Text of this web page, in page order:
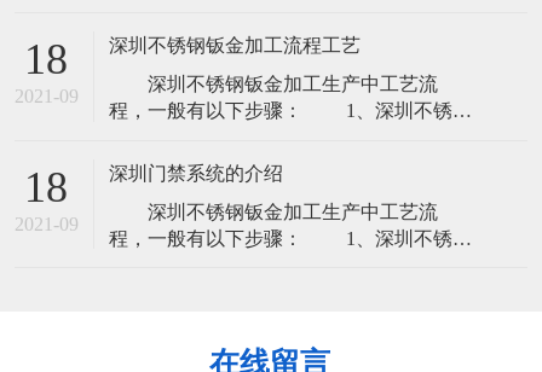
工、金属粘结、金属拉拔、等离子切割、
精密焊接、辊轧成型、金属板材弯曲成
型、模锻、水喷射切割来制作的。 国外
某专业期
18
2021-09
深圳不锈钢钣金加工流程工艺
深圳不锈钢钣金加工生产中工艺流
程，一般有以下步骤： 1、深圳不锈钢
工初始，也是必经的工艺，下料分为激光
下料、数冲下料。 2、刨坑：刨坑工艺
并不是所有产品都需要刨坑，一般客户指
定要求刨坑，才用的上刨坑 3、折弯：
18
2021-09
深圳门禁系统的介绍
深圳不锈钢钣金加工生产中工艺流
程，一般有以下步骤： 1、深圳不锈钢
并不是所有产品都需要刨坑，一般客户指
在线留言